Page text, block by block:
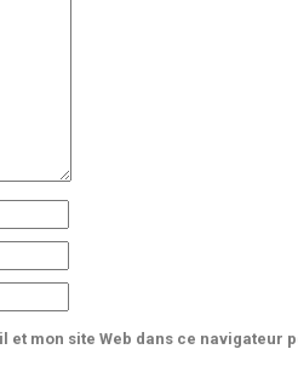
et mon site Web dans ce